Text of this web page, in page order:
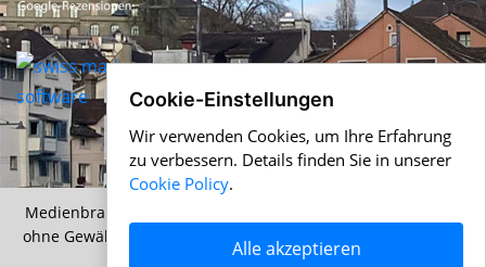
Medienbranche.ch &
ohne Gewähr |
Nutzungsbedingungen
Datenschutz
Cookie-Einstellungen
Wir verwenden Cookies, um Ihre Erfahrung
zu verbessern. Details finden Sie in unserer
Cookie Policy.
Alle akzeptieren